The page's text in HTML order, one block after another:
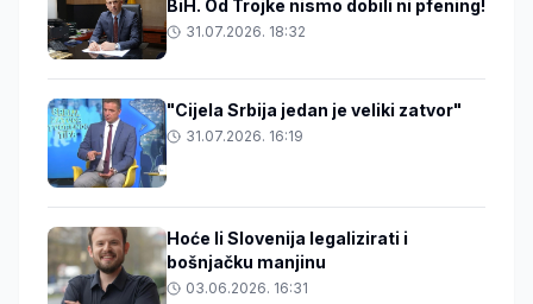
BiH. Od Trojke nismo dobili ni pfening!
31.07.2026. 18:32
"Cijela Srbija jedan je veliki zatvor"
31.07.2026. 16:19
Hoće li Slovenija legalizirati i
bošnjačku manjinu
03.06.2026. 16:31